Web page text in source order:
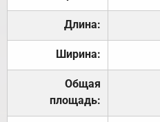
Длина:
Ширина:
Общая
площадь: